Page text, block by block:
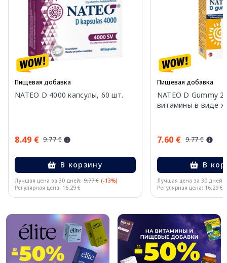
Пищевая добавка
NATEO D 4000 капсулы, 60 шт.
8.49 € 9.77 €
В корзину
Лучшая цена за 30 дней: 9.77 € (-13%)
Регулярная цена: 16.29 €
Пищевая добавка
NATEO D Gummy
витамины в виде
7.60 € 9.77 €
В
Лучшая цена за 30 дней:
Регулярная цена: 16.29 €